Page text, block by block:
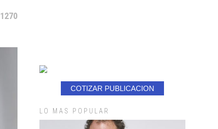
COTIZAR PUBLICACION
LO MAS POPULAR